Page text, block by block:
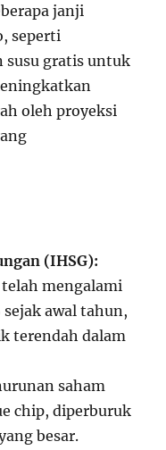
janji
seperti
susu gratis untuk
oleh proyeksi
(IHSG):
telah mengalami
awal tahun,
terendah dalam
saham
chip, diperburuk
besar.